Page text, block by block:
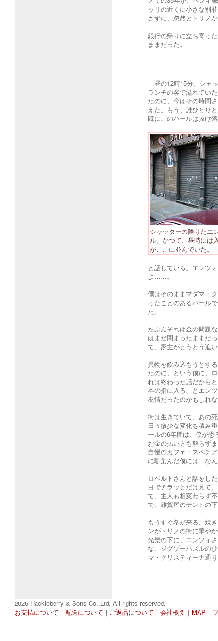
ッリの近くに小さな別
さずに、忽然とトリノ
銀行の帰りに立ち寄っ
ままだった。
昼の12時15分。シャ
ランチの客で溢れてい
たのに、今はその時間
えた。もう、誰ひとり
既にこのバールは抜け
シャッターの降りたエ
ル。かつて、昼時には
がここに並んでいた。
と話している。エンツ
よ……。
僕はそのままマダマ・
ったことのあるバール
た。
たぶんそれは金の問題
はまだ閉まったままだ
て、家主がとうとう追
異物を飲み込もうとす
たのに、という僕に、
れは終わった話だから
本の指に入る、とエン
友情だったのかもしれ
街は生きていて、あの
日々微少な変化を積み
ールの6年間は、僕が
お金の払い方も解らず
自慢のカフェ・スペチ
に馴染んだ僕には、な
ロベルトさんと話をし
目でチラッとだけ見て
て、主人も相変わらず
で、雑貨屋のテントの
もうすぐ冬が来る。焼
ンがトリノの街に華や
光景の下に、エンツォ
な、ジグゾーパズルの
マ・クリスティーナ通
2026 Hackleberry & Sons Co.,Ltd. All rights reserved.
お支払について ｜ 配送について ｜ ご返品について ｜ 会社概要 ｜ MAP ｜